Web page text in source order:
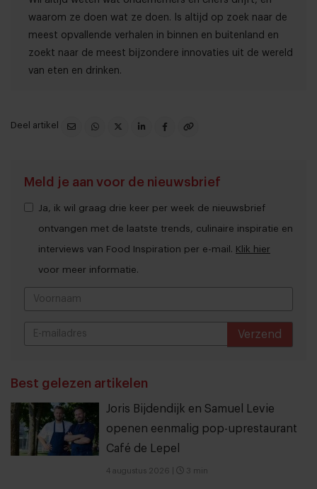
waarom ze doen wat ze doen. Is altijd op zoek naar de
meest opvallende verhalen in binnen en buitenland en
zoekt naar de meest bijzondere innovaties uit de wereld
van eten en drinken.
Deel artikel
Meld je aan voor de nieuwsbrief
Ja, ik wil graag drie keer per week de nieuwsbrief
ontvangen met de laatste trends, culinaire inspiratie en
interviews van Food Inspiration per e-mail. Klik hier
voor meer informatie.
Verzend
Best gelezen artikelen
Joris Bijdendijk en Samuel Levie
openen eenmalig pop-uprestaurant
Café de Lepel
4 augustus 2026 3 min